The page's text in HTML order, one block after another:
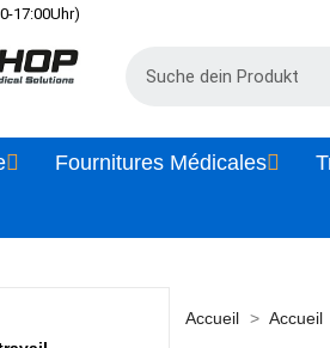
17:00Uhr)
Fournitures Médicales
Accueil Accueil